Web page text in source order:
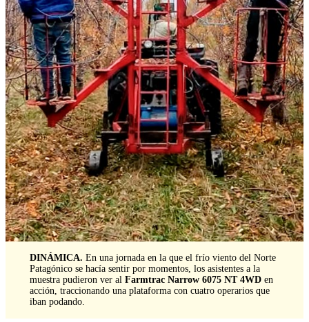
DINÁMICA. En una jornada en la que el frío viento del Norte
Patagónico se hacía sentir por momentos, los asistentes a la
muestra pudieron ver al Farmtrac Narrow 6075 NT 4WDen
acción, traccionando una plataforma con cuatro operarios que
iban podando.